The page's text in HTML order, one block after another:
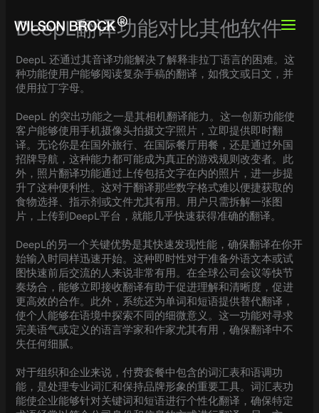
content
DeepL翻译功能对比其他软件
DeepL 还通过其音译功能解决了解释非拉丁语言的困难。这
种功能使用户能够阅读复杂手稿的翻译，如俄文或日文，并
使用拉丁字母。
DeepL 的突出功能之一是其相机翻译能力。这一创新功能使
客户能够使用手机摄像头拍摄文字照片，立即提供即时翻
译。无论你是在国外旅行、在国际餐厅用餐，还是通过外国
招牌导航，这种能力都可能成为真正的游戏规则改变者。此
外，照片翻译功能通过上传包括文字在内的照片，进一步提
升了这种便利性。这对于翻译那些数字格式难以便捷获取的
食物选择、指示剂或文件尤其有用。用户只需拆解一张图
片，上传到DeepL平台，就能几乎快速获得准确的翻译。
DeepL的另一个关键优势是其快速发现性能，确保翻译在你开
始输入时同样迅速开始。这种即时性对于准备外语文本或试
图快速前后交流的人来说非常有用。在全球公司会议等快节
奏场合，能够立即接收翻译有助于促进理解和清晰度，促进
更高效的合作。此外，系统还为单词和短语提供替代翻译，
使个人能够在语境中探索不同的细微意义。这一功能对寻求
完美语气或定义的语言学家和作家尤其有用，确保翻译中不
失任何细腻。
对于组织和企业来说，付费套餐中包含的词汇表和语调功
能，是处理专业词汇和保持品牌形象的重要工具。词汇表功
能使企业能够针对关键词和短语进行个性化翻译，确保特定